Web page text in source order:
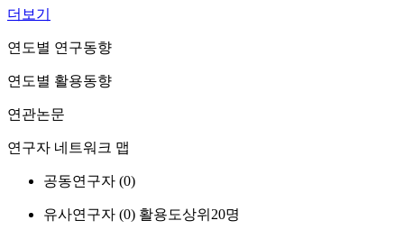
더보기
연도별 연구동향
연도별 활용동향
연관논문
연구자 네트워크 맵
공동연구자 (0)
유사연구자 (0) 활용도상위20명